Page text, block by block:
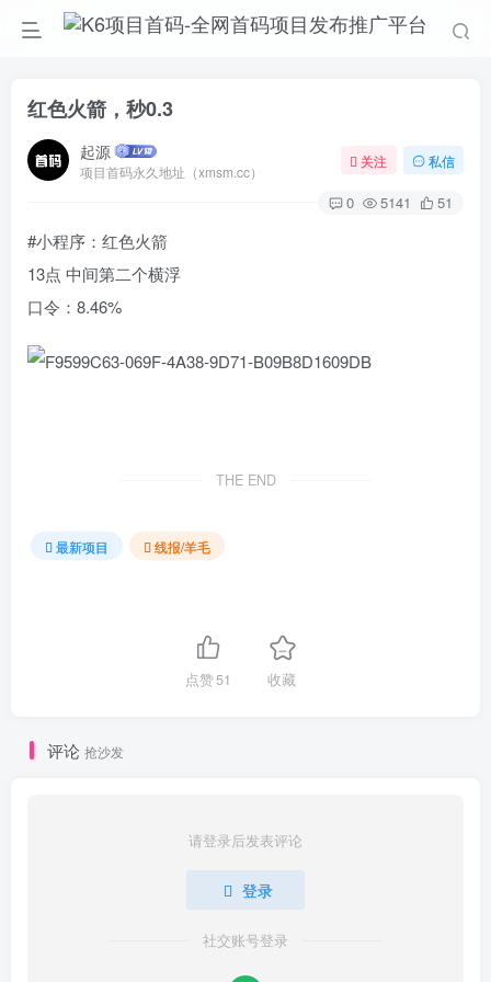
红色火箭，秒0.3
起源
项目首码永久地址（xmsm.cc）
关注 私信
0 5141 51
#小程序：红色火箭
13点 中间第二个横浮
口令：8.46%
THE END
最新项目 线报/羊毛
点赞51 收藏
评论 抢沙发
请登录后发表评论
登录
社交账号登录